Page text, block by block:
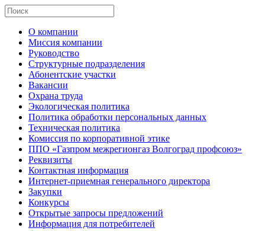
О компании
Миссия компании
Руководство
Структурные подразделения
Абонентские участки
Вакансии
Охрана труда
Экологическая политика
Политика обработки персональных данных
Техническая политика
Комиссия по корпоративной этике
ППО «Газпром межрегионгаз Волгоград профсоюз»
Реквизиты
Контактная информация
Интернет-приемная генерального директора
Закупки
Конкурсы
Открытые запросы предложений
Информация для потребителей